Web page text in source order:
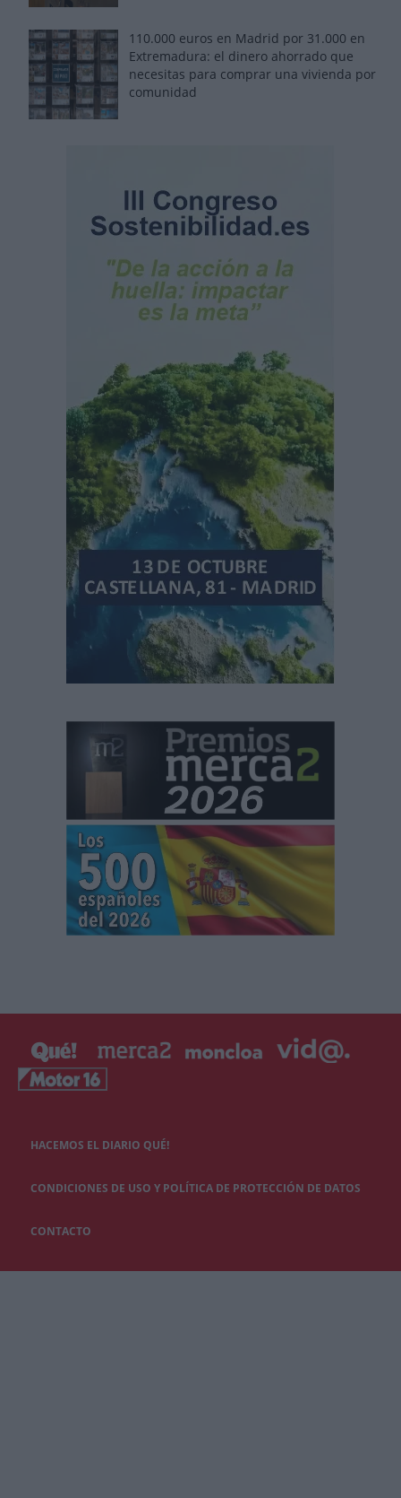
110.000 euros en Madrid por 31.000 en
Extremadura: el dinero ahorrado que
necesitas para comprar una vivienda por
comunidad
HACEMOS EL DIARIO QUÉ!
CONDICIONES DE USO Y POLÍTICA DE PROTECCIÓN DE DATOS
CONTACTO